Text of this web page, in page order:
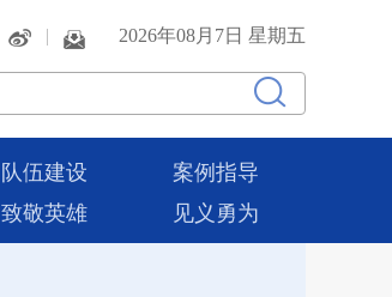
| 2026年08月7日 星期五
队伍建设
案例指导
致敬英雄 见义勇为